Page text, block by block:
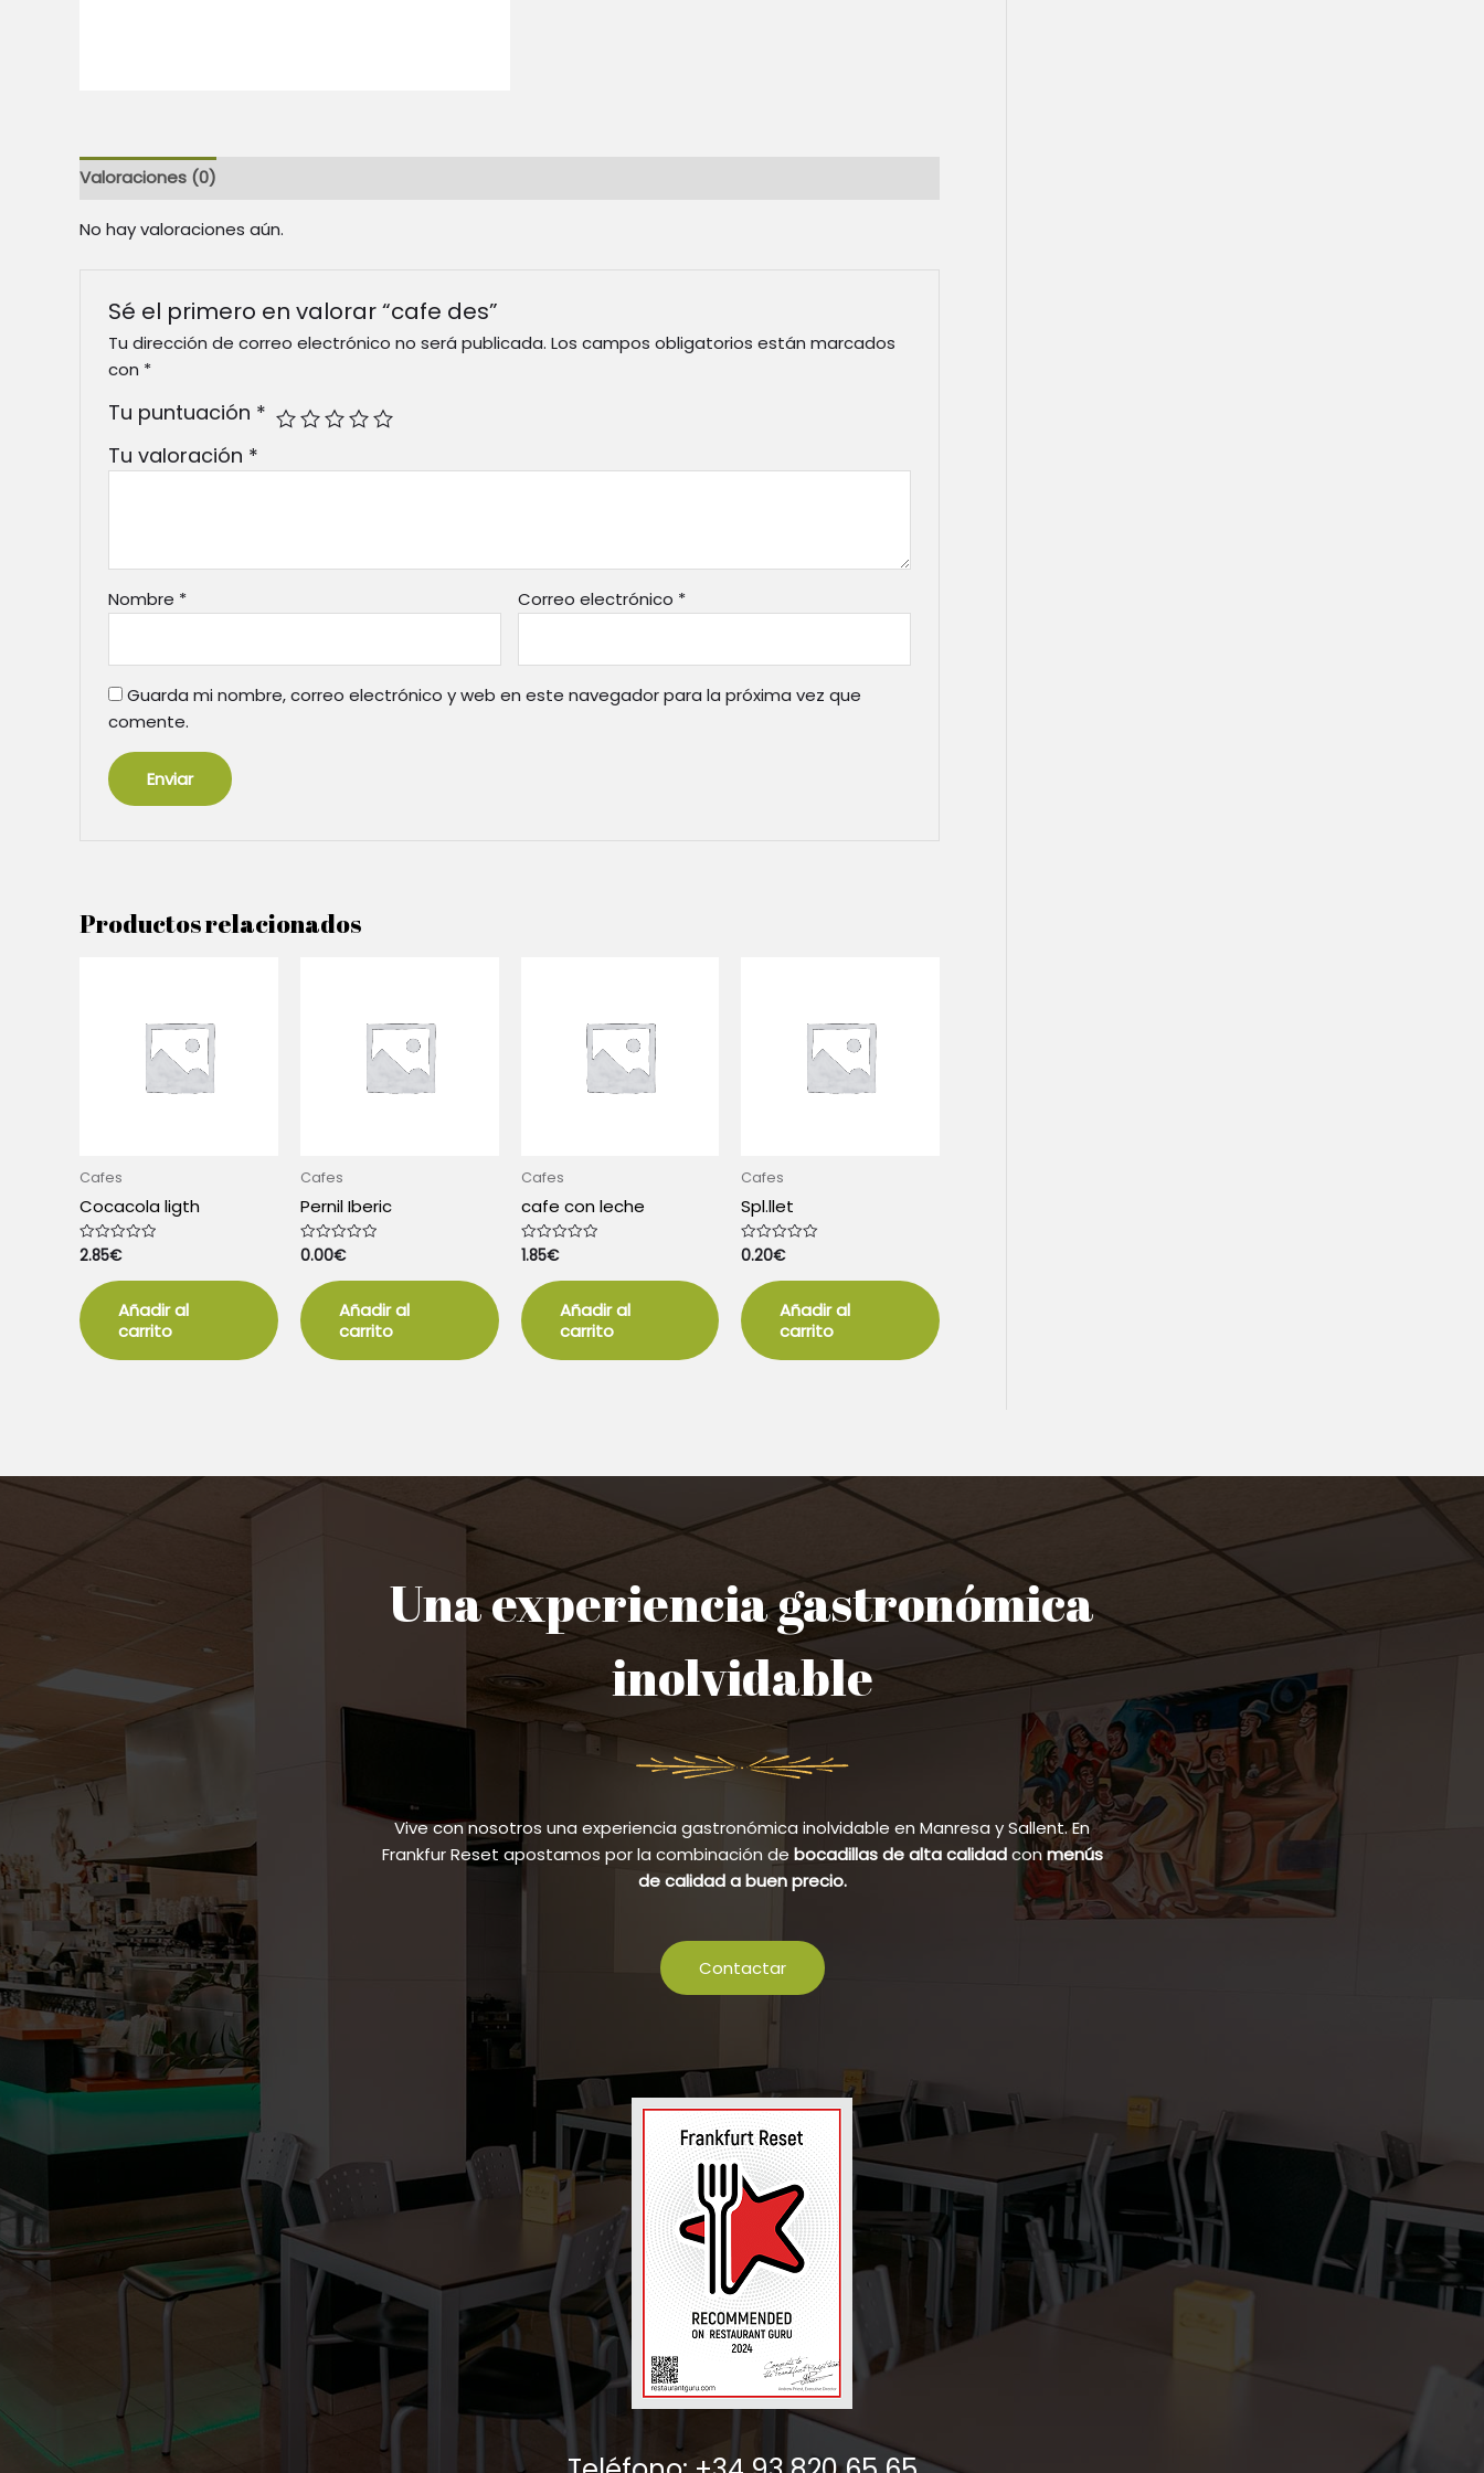
Valoraciones (0)
No hay valoraciones aún.
Sé el primero en valorar “cafe des”
Tu dirección de correo electrónico no será publicada. Los campos obligatorios están marcados
con *
Tu puntuación *
Tu valoración *
Nombre * Correo electrónico *
Guarda mi nombre, correo electrónico y web en este navegador para la próxima vez que
comente.
Productos relacionados
Cafes
Cocacola ligth
Valorado
con
de
5
2.85€
Añadir al
carrito
Cafes
Pernil Iberic
Valorado
con
de
5
0.00€
Añadir al
carrito
Cafes
cafe con leche
Valorado
con
de
5
1.85€
Añadir al
carrito
Cafes
Spl.llet
Valorado
con
de
5
0.20€
Añadir al
carrito
Una experiencia gastronómica
inolvidable
Vive con nosotros una experiencia gastronómica inolvidable en Manresa y Sallent. En
Frankfur Reset apostamos por la combinación de bocadillas de alta calidadconmenús
de calidad a buen precio.
Contactar